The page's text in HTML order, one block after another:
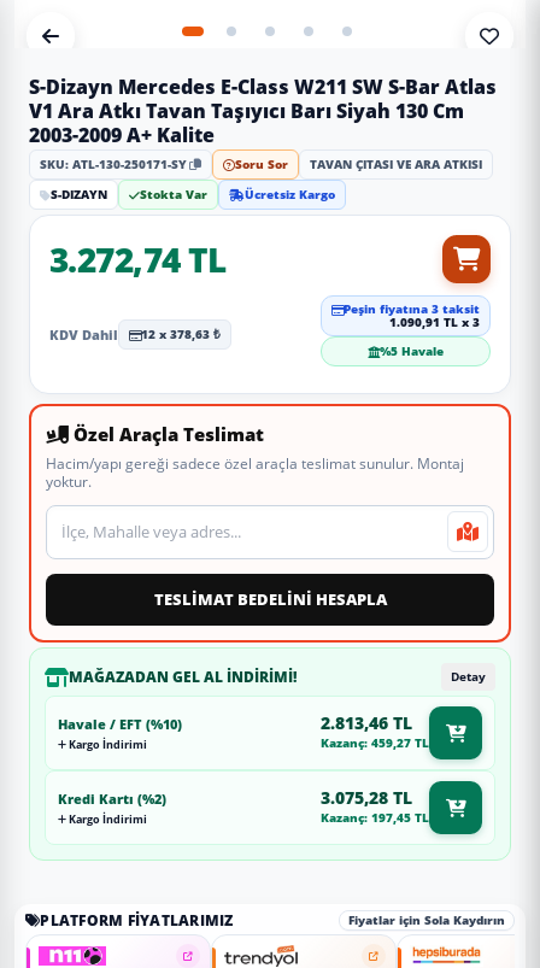
S-Dizayn Mercedes E-Class W211 SW S-Bar Atlas
V1 Ara Atkı Tavan Taşıyıcı Barı Siyah 130 Cm
2003-2009 A+ Kalite
SKU: ATL-130-250171-SY Soru Sor
TAVAN ÇITASI VE ARA ATKISI
S-DIZAYN
Stokta Var Ücretsiz Kargo
3.272,74 TL
KDV Dahil 12 x 378,63 ₺
Peşin fiyatına 3 taksit
1.090,91 TL x 3
%5 Havale
Özel Araçla Teslimat
Hacim/yapı gereği sadece özel araçla teslimat sunulur. Montaj
yoktur.
Teslimat veya montaj adresi
TESLİMAT BEDELİNİ HESAPLA
MAĞAZADAN GEL AL İNDIRIMI! Detay
Havale / EFT (%10)
Kargo İndirimi
2.813,46 TL
Kazanç: 459,27 TL
Kredi Kartı (%2)
Kargo İndirimi
3.075,28 TL
Kazanç: 197,45 TL
PLATFORM FIYATLARIMIZ Fiyatlar için Sola Kaydırın